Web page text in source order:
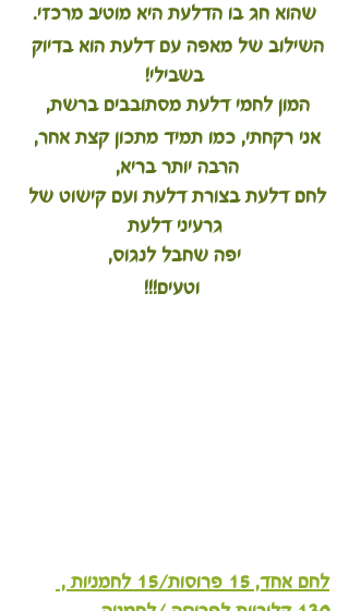
שהוא חג בו הדלעת היא מוטיב מרכזי.
השילוב של מאפה עם דלעת הוא בדיוק
בשבילי!
המון לחמי דלעת מסתובבים ברשת,
אני רקחתי, כמו תמיד מתכון קצת אחר,
הרבה יותר בריא,
לחם דלעת בצורת דלעת ועם קישוט של
גרעיני דלעת
יפה שחבל לנגוס,
לחם אחד, 15 פרוסות/15 לחמניות ,